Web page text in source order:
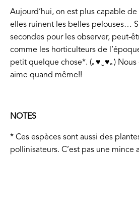
Aujourd’hui, on est plus capable de
elles ruinent les belles pelouses…
secondes pour les observer, peut-
comme les horticulteurs de
petit quelque chose*. (｡♥‿♥｡) Nous
aime quand même!!
NOTES
* Ces espèces sont aussi des
pollinisateurs. C’est pas une mince